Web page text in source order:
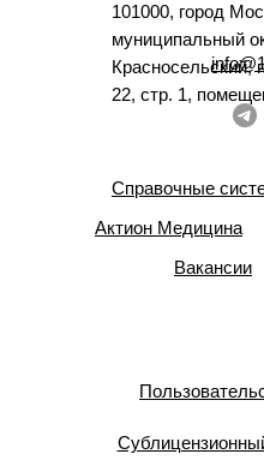
101000, город
муниципальный
Красносельский,
22, стр. 1,
Справочные
Актион Медицина
Вакансии